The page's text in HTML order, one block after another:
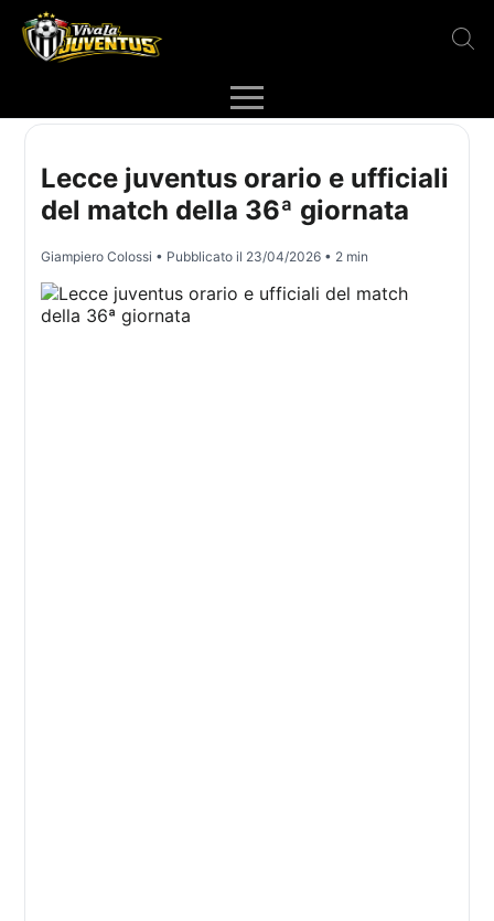
Lecce juventus orario e ufficiali
del match della 36ª giornata
Giampiero Colossi • Pubblicato il 23/04/2026 • 2 min